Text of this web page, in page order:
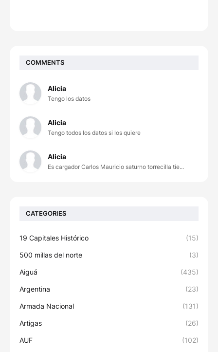
COMMENTS
Alicia
Tengo los datos
Alicia
Tengo todos los datos si los quiere
Alicia
Es cargador Carlos Mauricio saturno torrecilla tie...
CATEGORIES
19 Capitales Histórico (15)
500 millas del norte (3)
Aiguá (435)
Argentina (23)
Armada Nacional (131)
Artigas (26)
AUF (102)